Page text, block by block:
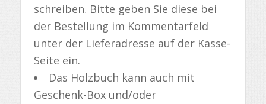
schreiben. Bitte geben Sie diese bei
der Bestellung im Kommentarfeld
unter der Lieferadresse auf der Kasse-
Seite ein.
Das Holzbuch kann auch mit
Geschenk-Box und/oder